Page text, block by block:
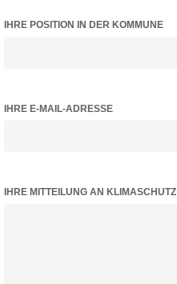
IHRE POSITION IN DER KOMMUNE
IHRE E-MAIL-ADRESSE
BITTE LASSE DIESES FELD LEER.
IHRE MITTEILUNG AN